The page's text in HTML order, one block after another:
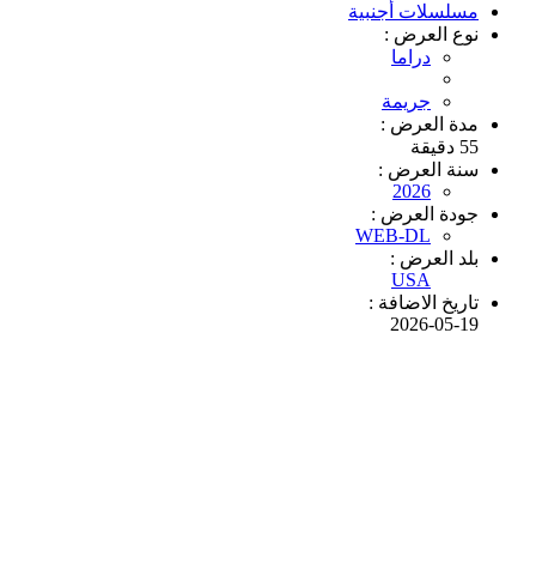
مسلسلات أجنبية
نوع العرض :
دراما
جريمة
مدة العرض :
55 دقيقة
سنة العرض :
2026
جودة العرض :
WEB-DL
بلد العرض :
USA
تاريخ الاضافة :
2026-05-19